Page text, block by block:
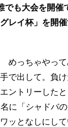
も大会を開催
レイ杯」を開
めっちゃやっ
で出して。負
ントリーした
に「シャドバ
ッとなしにし